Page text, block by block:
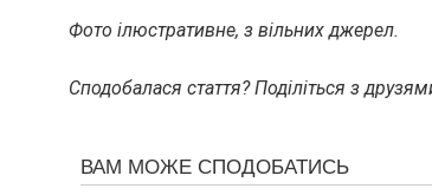
Фото ілюстративне, з вільних джерел.
Сподобалася стаття? Поділіться з